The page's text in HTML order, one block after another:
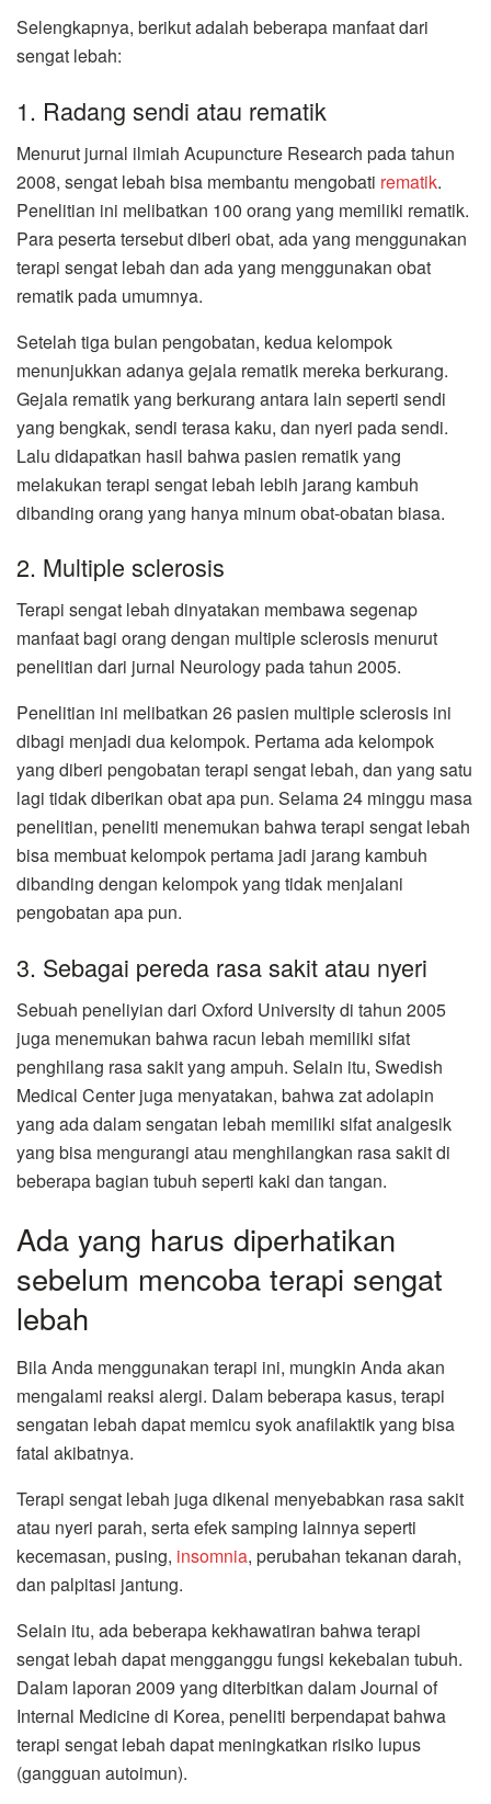
Selengkapnya, berikut adalah beberapa manfaat dari
sengat lebah:
1. Radang sendi atau rematik
Menurut jurnal ilmiah Acupuncture Research pada tahun
2008, sengat lebah bisa membantu mengobati rematik.
Penelitian ini melibatkan 100 orang yang memiliki rematik.
Para peserta tersebut diberi obat, ada yang menggunakan
terapi sengat lebah dan ada yang menggunakan obat
rematik pada umumnya.
Setelah tiga bulan pengobatan, kedua kelompok
menunjukkan adanya gejala rematik mereka berkurang.
Gejala rematik yang berkurang antara lain seperti sendi
yang bengkak, sendi terasa kaku, dan nyeri pada sendi.
Lalu didapatkan hasil bahwa pasien rematik yang
melakukan terapi sengat lebah lebih jarang kambuh
dibanding orang yang hanya minum obat-obatan biasa.
2. Multiple sclerosis
Terapi sengat lebah dinyatakan membawa segenap
manfaat bagi orang dengan multiple sclerosis menurut
penelitian dari jurnal Neurology pada tahun 2005.
Penelitian ini melibatkan 26 pasien multiple sclerosis ini
dibagi menjadi dua kelompok. Pertama ada kelompok
yang diberi pengobatan terapi sengat lebah, dan yang satu
lagi tidak diberikan obat apa pun. Selama 24 minggu masa
penelitian, peneliti menemukan bahwa terapi sengat lebah
bisa membuat kelompok pertama jadi jarang kambuh
dibanding dengan kelompok yang tidak menjalani
pengobatan apa pun.
3. Sebagai pereda rasa sakit atau nyeri
Sebuah peneliyian dari Oxford University di tahun 2005
juga menemukan bahwa racun lebah memiliki sifat
penghilang rasa sakit yang ampuh. Selain itu, Swedish
Medical Center juga menyatakan, bahwa zat adolapin
yang ada dalam sengatan lebah memiliki sifat analgesik
yang bisa mengurangi atau menghilangkan rasa sakit di
beberapa bagian tubuh seperti kaki dan tangan.
Ada yang harus diperhatikan
sebelum mencoba terapi sengat
lebah
Bila Anda menggunakan terapi ini, mungkin Anda akan
mengalami reaksi alergi. Dalam beberapa kasus, terapi
sengatan lebah dapat memicu syok anafilaktik yang bisa
fatal akibatnya.
Terapi sengat lebah juga dikenal menyebabkan rasa sakit
atau nyeri parah, serta efek samping lainnya seperti
kecemasan, pusing, insomnia, perubahan tekanan darah,
dan palpitasi jantung.
Selain itu, ada beberapa kekhawatiran bahwa terapi
sengat lebah dapat mengganggu fungsi kekebalan tubuh.
Dalam laporan 2009 yang diterbitkan dalam Journal of
Internal Medicine di Korea, peneliti berpendapat bahwa
terapi sengat lebah dapat meningkatkan risiko lupus
(gangguan autoimun).